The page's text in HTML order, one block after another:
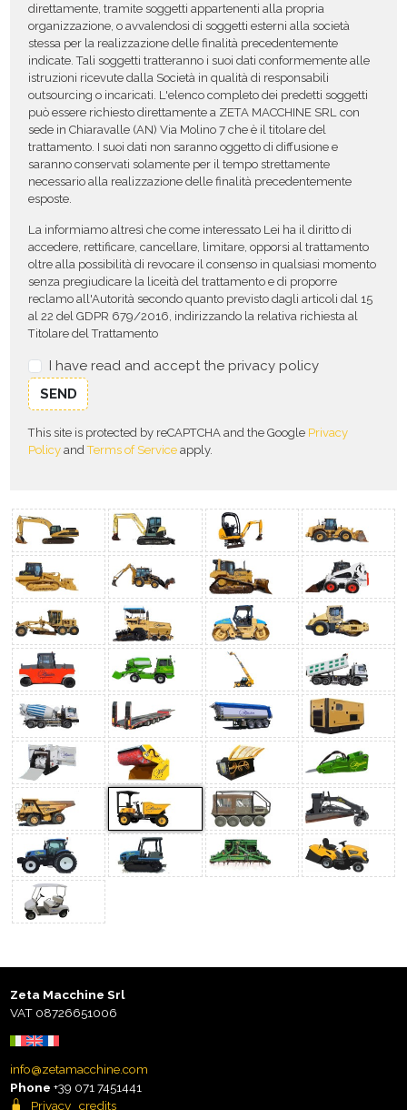
direttamente, tramite soggetti appartenenti alla propria
organizzazione, o avvalendosi di soggetti esterni alla società
stessa per la realizzazione delle finalità precedentemente
indicate. Tali soggetti tratteranno i suoi dati conformemente alle
istruzioni ricevute dalla Società in qualità di responsabili
outsourcing o incaricati. L'elenco completo dei predetti soggetti
può essere richiesto direttamente a ZETA MACCHINE SRL con
sede in Chiaravalle (AN) Via Molino 7 che è il titolare del
trattamento. I suoi dati non saranno oggetto di diffusione e
saranno conservati solamente per il tempo strettamente
necessario alla realizzazione delle finalità precedentemente
esposte.
La informiamo altresì che come interessato Lei ha il diritto di
accedere, rettificare, cancellare, limitare, opporsi al trattamento
oltre alla possibilità di revocare il consenso in qualsiasi momento
senza pregiudicare la liceità del trattamento e di proporre
reclamo all'Autorità secondo quanto previsto dagli articoli dal 15
al 22 del GDPR 679/2016, indirizzando la relativa richiesta al
Titolare del Trattamento
I have read and accept the privacy policy
SEND
This site is protected by reCAPTCHA and the Google Privacy
Policy andTerms of Service apply.
Zeta Macchine Srl
VAT 08726651006
info@zetamacchine.com
Phone +39 071 7451441
Privacy credits